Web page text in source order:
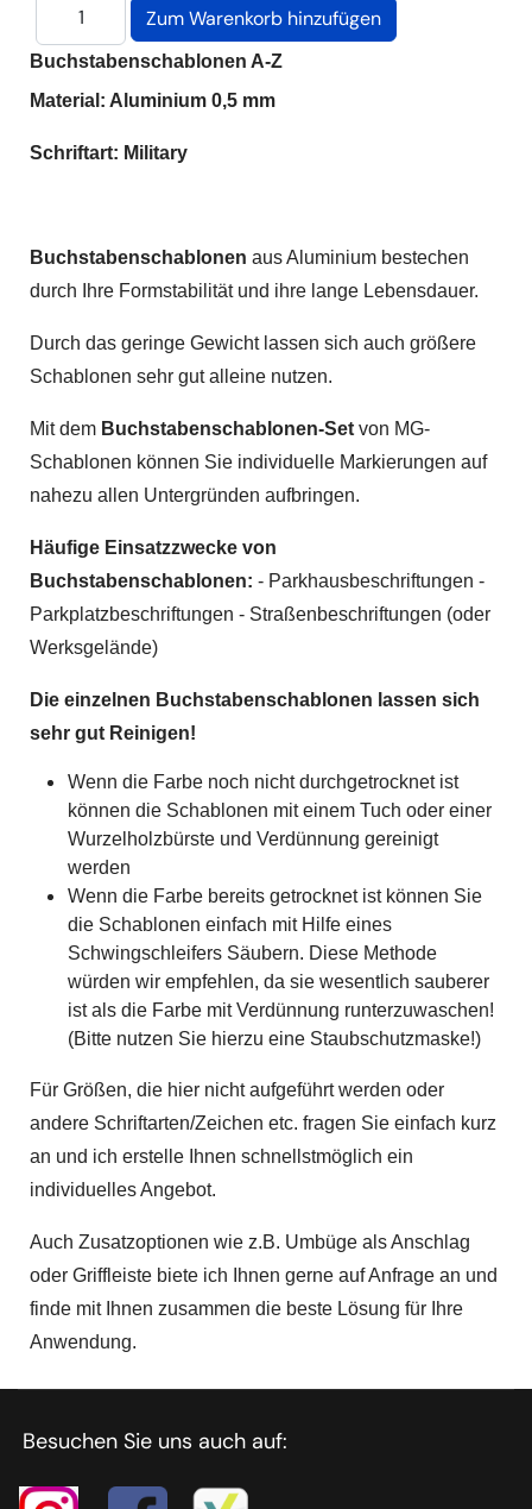
Buchstabenschablonen A-Z
Material: Aluminium 0,5 mm
Schriftart: Military
Buchstabenschablonen aus Aluminium bestechen
durch Ihre Formstabilität und ihre lange Lebensdauer.
Durch das geringe Gewicht lassen sich auch größere
Schablonen sehr gut alleine nutzen.
Mit dem Buchstabenschablonen-Set von MG-
Schablonen können Sie individuelle Markierungen auf
nahezu allen Untergründen aufbringen.
Häufige Einsatzzwecke von
Buchstabenschablonen: - Parkhausbeschriftungen -
Parkplatzbeschriftungen - Straßenbeschriftungen (oder
Werksgelände)
Die einzelnen Buchstabenschablonen lassen sich
sehr gut Reinigen!
Wenn die Farbe noch nicht durchgetrocknet ist
können die Schablonen mit einem Tuch oder einer
Wurzelholzbürste und Verdünnung gereinigt
werden
Wenn die Farbe bereits getrocknet ist können Sie
die Schablonen einfach mit Hilfe eines
Schwingschleifers Säubern. Diese Methode
würden wir empfehlen, da sie wesentlich sauberer
ist als die Farbe mit Verdünnung runterzuwaschen!
(Bitte nutzen Sie hierzu eine Staubschutzmaske!)
Für Größen, die hier nicht aufgeführt werden oder
andere Schriftarten/Zeichen etc. fragen Sie einfach kurz
an und ich erstelle Ihnen schnellstmöglich ein
individuelles Angebot.
Auch Zusatzoptionen wie z.B. Umbüge als Anschlag
oder Griffleiste biete ich Ihnen gerne auf Anfrage an und
finde mit Ihnen zusammen die beste Lösung für Ihre
Anwendung.
Besuchen Sie uns auch auf: